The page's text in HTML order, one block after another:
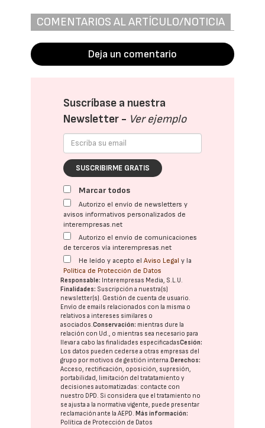
COMENTARIOS AL ARTÍCULO/NOTICIA
Deja un comentario
Suscríbase a nuestra
Newsletter - Ver ejemplo
SUSCRIBIRME GRATIS
Marcar todos
Autorizo el envío de newsletters y
avisos informativos personalizados de
interempresas.net
Autorizo el envío de comunicaciones
de terceros vía interempresas.net
He leído y acepto elAviso Legal y la
Política de Protección de Datos
Responsable: Interempresas Media, S.L.U.
Finalidades: Suscripción a nuestra(s)
newsletter(s). Gestión de cuenta de usuario.
Envío de emails relacionados con la misma o
relativos a intereses similares o
asociados.Conservación: mientras dure la
relación con Ud., o mientras sea necesario para
llevar a cabo las finalidades especificadasCesión:
Los datos pueden cederse a otras empresas del
grupo por motivos de gestión interna.Derechos:
Acceso, rectificación, oposición, supresión,
portabilidad, limitación del tratatamiento y
decisiones automatizadas: contacte con
nuestro DPD . Si considera que el tratamiento no
se ajusta a la normativa vigente, puede presentar
reclamación ante laAEPD .Más información:
Política de Protección de Datos